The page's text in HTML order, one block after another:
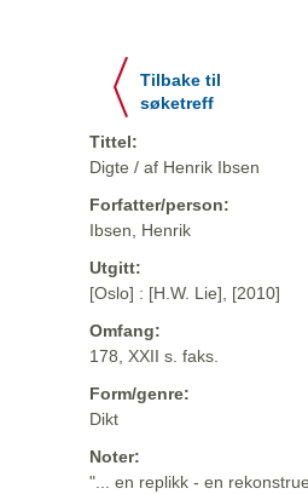
Tilbake til
søketreff
Tittel:
Digte / af Henrik Ibsen
Forfatter/person:
Ibsen, Henrik
Utgitt:
[Oslo] : [H.W. Lie], [2010]
Omfang:
178, XXII s. faks.
Form/genre:
Dikt
Noter:
"... en replikk - en